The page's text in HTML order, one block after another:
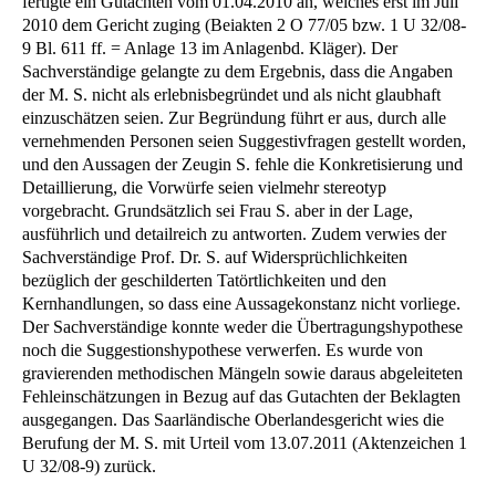
2010 dem Gericht zuging (Beiakten 2 O 77/05 bzw. 1 U 32/08-
9 Bl. 611 ff. = Anlage 13 im Anlagenbd. Kläger). Der
Sachverständige gelangte zu dem Ergebnis, dass die Angaben
der M. S. nicht als erlebnisbegründet und als nicht glaubhaft
einzuschätzen seien. Zur Begründung führt er aus, durch alle
vernehmenden Personen seien Suggestivfragen gestellt worden,
und den Aussagen der Zeugin S. fehle die Konkretisierung und
Detaillierung, die Vorwürfe seien vielmehr stereotyp
vorgebracht. Grundsätzlich sei Frau S. aber in der Lage,
ausführlich und detailreich zu antworten. Zudem verwies der
Sachverständige Prof. Dr. S. auf Widersprüchlichkeiten
bezüglich der geschilderten Tatörtlichkeiten und den
Kernhandlungen, so dass eine Aussagekonstanz nicht vorliege.
Der Sachverständige konnte weder die Übertragungshypothese
noch die Suggestionshypothese verwerfen. Es wurde von
gravierenden methodischen Mängeln sowie daraus abgeleiteten
Fehleinschätzungen in Bezug auf das Gutachten der Beklagten
ausgegangen. Das Saarländische Oberlandesgericht wies die
Berufung der M. S. mit Urteil vom 13.07.2011 (Aktenzeichen 1
U 32/08-9) zurück.